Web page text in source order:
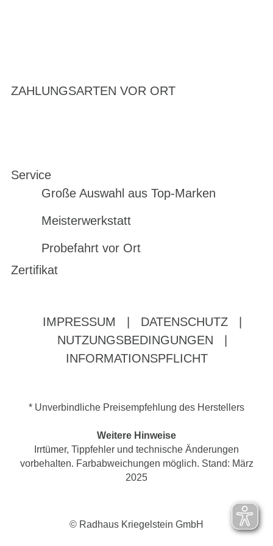
ZAHLUNGSARTEN VOR ORT
Service
Große Auswahl aus Top-Marken
Meisterwerkstatt
Probefahrt vor Ort
Zertifikat
IMPRESSUM DATENSCHUTZ
NUTZUNGSBEDINGUNGEN
INFORMATIONSPFLICHT
* Unverbindliche Preisempfehlung des Herstellers
Weitere Hinweise
Irrtümer, Tippfehler und technische Änderungen
vorbehalten. Farbabweichungen möglich. Stand: März
2025
© Radhaus Kriegelstein GmbH